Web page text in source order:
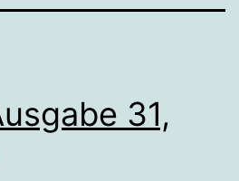
31,